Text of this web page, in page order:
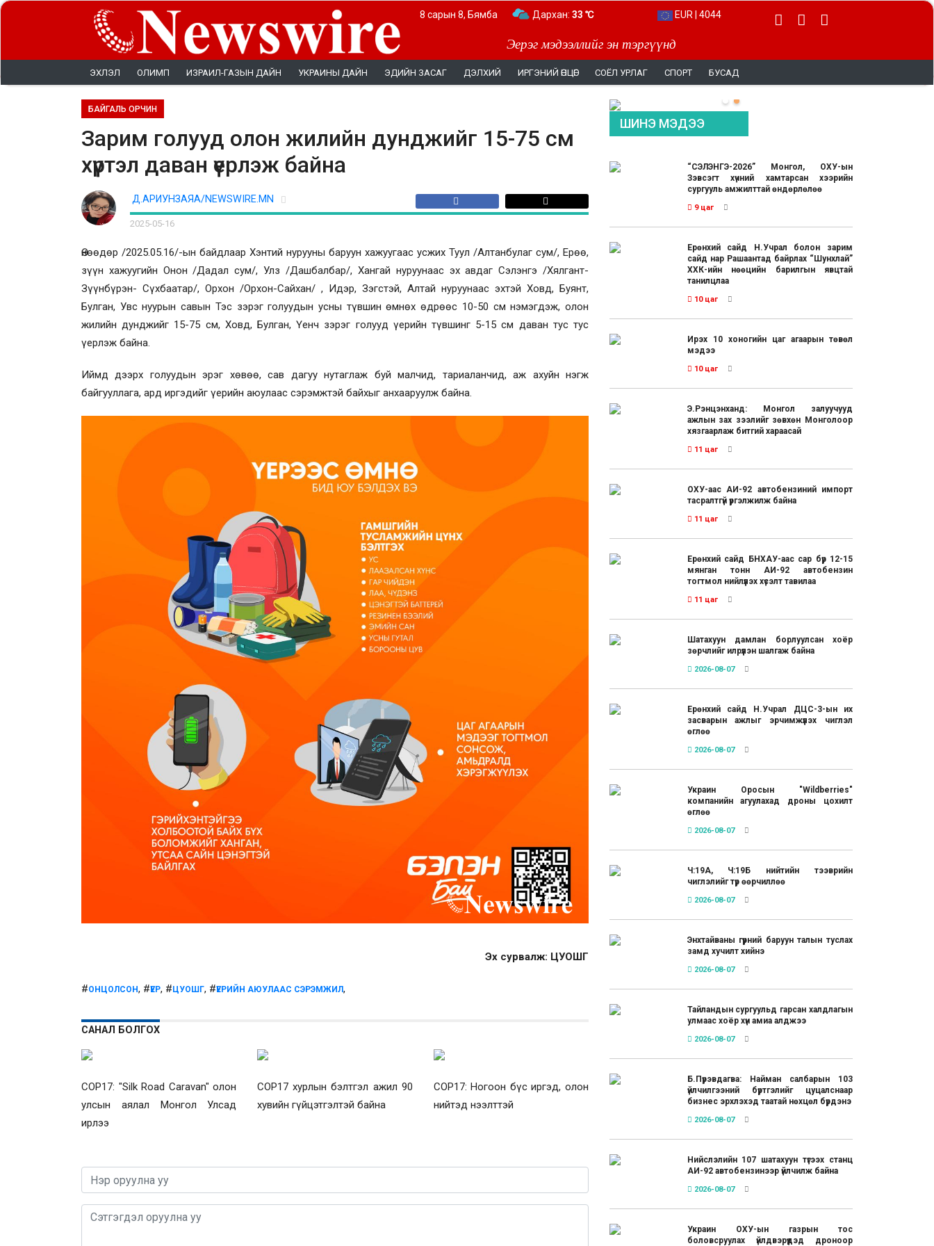
Эерэг мэдээллийг эн тэргүүнд
8 сарын 8, Бямба Дархан: 33 ℃ EUR | 4044
ЭХЛЭЛ ОЛИМП ИЗРАИЛ-ГАЗЫН ДАЙН УКРАИНЫ ДАЙН ЭДИЙН ЗАСАГ ДЭЛХИЙ ИРГЭНИЙ ӨНЦӨГ СОЁЛ УРЛАГ СПОРТ БУСАД
БАЙГАЛЬ ОРЧИН
Зарим голууд олон жилийн дунджийг 15-75 см
хүртэл даван үерлэж байна
Д.АРИУНЗАЯА/NEWSWIRE.MN
2025-05-16
Өнөөдөр /2025.05.16/-ын байдлаар Хэнтий нурууны баруун хажуугаас усжих Туул /Алтанбулаг сум/, Ерөө,
зүүн хажуугийн Онон /Дадал сум/, Улз /Дашбалбар/, Хангай нуруунаас эх авдаг Сэлэнгэ /Хялгант-
Зүүнбүрэн- Сүхбаатар/, Орхон /Орхон-Сайхан/ , Идэр, Зэгстэй, Алтай нуруунаас эхтэй Ховд, Буянт,
Булган, Увс нуурын савын Тэс зэрэг голуудын усны түвшин өмнөх өдрөөс 10-50 см нэмэгдэж, олон
жилийн дунджийг 15-75 см, Ховд, Булган, Үенч зэрэг голууд үерийн түвшинг 5-15 см даван тус тус
үерлэж байна.
Иймд дээрх голуудын эрэг хөвөө, сав дагуу нутаглаж буй малчид, тариаланчид, аж ахуйн нэгж
байгууллага, ард иргэдийг үерийн аюулаас сэрэмжтэй байхыг анхааруулж байна.
Эх сурвалж: ЦУОШГ
#ОНЦОЛСОН, #ҮЕР, # ЦУОШГ, #ҮЕРИЙН АЮУЛААС СЭРЭМЖИЛ,
САНАЛ БОЛГОХ
COP17: "Silk Road Caravan" олон
улсын аялал Монгол Улсад
ирлээ
COP17 хурлын бэлтгэл ажил 90
хувийн гүйцэтгэлтэй байна
COP17: Ногоон бүс иргэд, олон
нийтэд нээлттэй
ШИНЭ МЭДЭЭ
“СЭЛЭНГЭ-2026” Монгол, ОХУ-ын
Зэвсэгт хүчний хамтарсан хээрийн
сургууль амжилттай өндөрлөлөө
9 цаг
Ерөнхий сайд Н.Учрал болон зарим
сайд нар Рашаантад байрлах “Шунхлай”
ХХК-ийн нөөцийн барилгын явцтай
танилцлаа
10 цаг
Ирэх 10 хоногийн цаг агаарын төвөл
мэдээ
10 цаг
Э.Рэнцэнханд: Монгол залуучууд
ажлын зах зээлийг зөвхөн Монголоор
хязгаарлаж битгий хараасай
11 цаг
ОХУ-аас АИ-92 автобензиний импорт
тасралтгүй үргэлжилж байна
11 цаг
Ерөнхий сайд БНХАУ-аас сар бүр 12-15
мянган тонн АИ-92 автобензин
тогтмол нийлүүлэх хүсэлт тавилаа
11 цаг
Шатахуун дамлан борлуулсан хоёр
зөрчлийг илрүүлэн шалгаж байна
2026-08-07
Ерөнхий сайд Н.Учрал ДЦС-3-ын их
засварын ажлыг эрчимжүүлэх чиглэл
өглөө
2026-08-07
Украин Оросын "Wildberries"
компанийн агуулахад дроны цохилт
өглөө
2026-08-07
Ч:19А, Ч:19Б нийтийн тээврийн
чиглэлийг түр өөрчиллөө
2026-08-07
Энхтайваны гүүрний баруун талын туслах
замд хучилт хийнэ
2026-08-07
Тайландын сургуульд гарсан халдлагын
улмаас хоёр хүн амиа алджээ
2026-08-07
Б.Пүрэвдагва: Найман салбарын 103
үйлчилгээний бүртгэлийг цуцалснаар
бизнес эрхлэхэд таатай нөхцөл бүрдэнэ
2026-08-07
Нийслэлийн 107 шатахуун түгээх станц
АИ-92 автобензинээр үйлчилж байна
2026-08-07
Украин ОХУ-ын газрын тос
боловсруулах үйлдвэрүүдэд дроноор